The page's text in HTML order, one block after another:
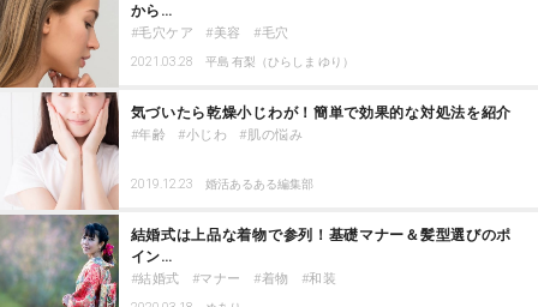
から…
毛穴ケア 美容 毛穴
2021.03.28 平島 有梨（ひらしま ゆり）
気づいたら乾燥小じわが！簡単で効果的な対処法を紹介
年齢 小じわ 肌の悩み
2019.12.23 婚活あるある編集部
結婚式は上品な着物で参列！基礎マナー＆髪型選びのポ
イン…
結婚式 マナー 着物 和装